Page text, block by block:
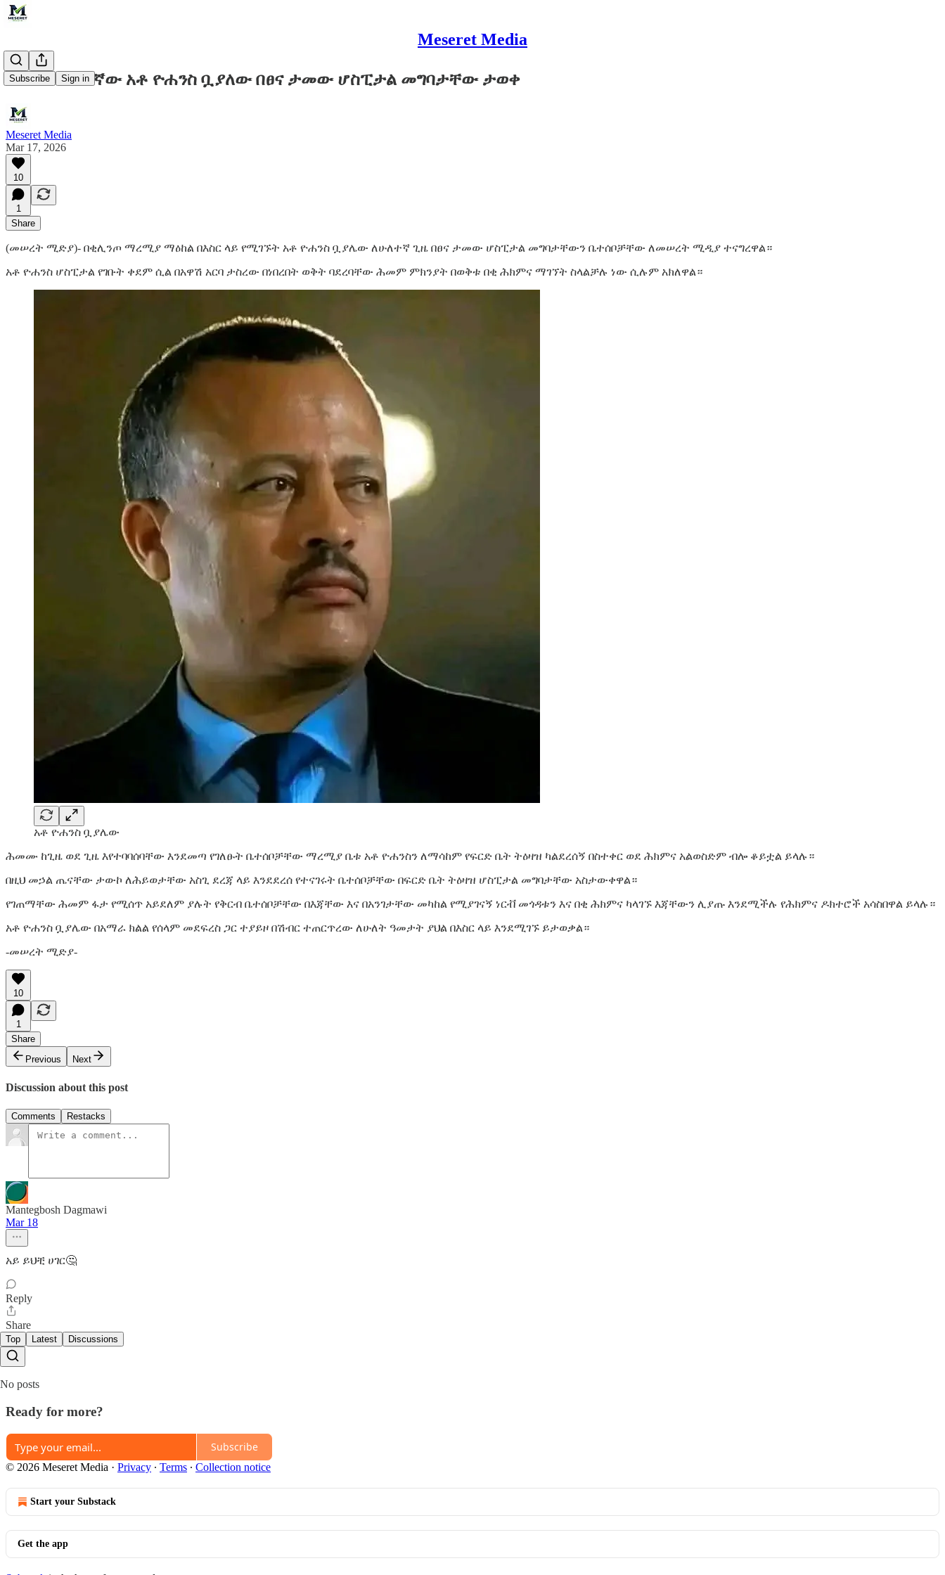
Meseret Media
Subscribe Sign in
የፖለቲካ እስረኛው አቶ ዮሐንስ ቧያለው በፀና ታመው ሆስፒታል መግባታቸው ታወቀ
Meseret Media
Mar 17, 2026
10
1
Share
(መሠረት ሚድያ)- በቂሊንጦ ማረሚያ ማዕከል በእስር ላይ የሚገኙት አቶ ዮሐንስ ቧያሌው ለሁለተኛ ጊዜ በፀና ታመው ሆስፒታል መግባታቸውን ቤተሰቦቻቸው ለመሠረት ሚዲያ ተናግረዋል።
አቶ ዮሐንስ ሆስፒታል የገቡት ቀደም ሲል በአዋሽ አርባ ታስረው በነበረበት ወቅት ባደረባቸው ሕመም ምክንያት በወቅቱ በቂ ሕክምና ማገኘት ስላልቻሉ ነው ሲሉም አክለዋል።
አቶ ዮሐንስ ቧያሌው
ሕመሙ ከጊዜ ወደ ጊዜ እየተባባሰባቸው እንደመጣ የገለፁት ቤተሰቦቻቸው ማረሚያ ቤቱ አቶ ዮሐንስን ለማሳከም የፍርድ ቤት ትዕዛዝ ካልደረሰኝ በስተቀር ወደ ሕክምና አልወስድም ብሎ ቆይቷል ይላሉ።
በዚህ መኃል ጤናቸው ታውኮ ለሕይወታቸው አስጊ ደረጃ ላይ እንደደረሰ የተናገሩት ቤተሰቦቻቸው በፍርድ ቤት ትዕዛዝ ሆስፒታል መግባታቸው አስታውቀዋል።
የገጠማቸው ሕመም ፋታ የሚሰጥ አይደለም ያሉት የቅርብ ቤተሰቦቻቸው በእጃቸው እና በአንገታቸው መካከል የሚያገናኝ ነርቭ መጎዳቱን እና በቂ ሕክምና ካላገኙ እጃቸውን ሊያጡ እንደሚችሉ የሕክምና ዶክተሮች አሳስበዋል ይላሉ።
አቶ ዮሐንስ ቧያሌው በአማራ ክልል የሰላም መደፍረስ ጋር ተያይዞ በሽብር ተጠርጥረው ለሁለት ዓመታት ያህል በእስር ላይ እንደሚገኙ ይታወቃል።
-መሠረት ሚድያ-
10
1
Share
Previous
Next
Discussion about this post
Comments Restacks
Mantegbosh Dagmawi
Mar 18
አይ ይህቺ ሀገር🤔
Reply
Share
Top Latest Discussions
No posts
Ready for more?
Subscribe
© 2026 Meseret Media · Privacy ∙ Terms ∙ Collection notice
Start your Substack
Get the app